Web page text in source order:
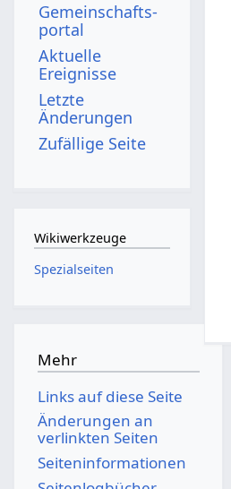
Gemeinschafts­
portal
Aktuelle
Ereignisse
Letzte
Änderungen
Zufällige Seite
Wikiwerkzeuge
Spezialseiten
Mehr
Links auf diese Seite
Änderungen an
verlinkten Seiten
Seiten­­informationen